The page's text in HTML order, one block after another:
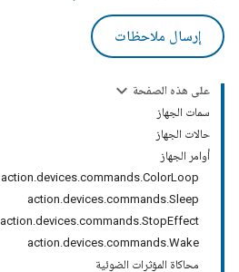
إرسال ملاحظات
على هذه الصفحة
سمات الجهاز
حالات الجهاز
أوامر الجهاز
action.devices.commands.ColorLoop
action.devices.commands.Sleep
action.devices.commands.StopEffect
action.devices.commands.Wake
محاكاة المؤثرات الضوئية